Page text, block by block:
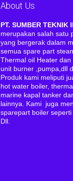
About Us
PT. SUMBER TEKNIK
merupakan salah satu
yang bergerak dalam
semua spare part
Thermal oil Heater
unit burner ,pumpa,dll
Produk kami meliputi
hot water boiler,
marine kapal tanker
lainnya. Kami juga
sparepart boiler
Dll.